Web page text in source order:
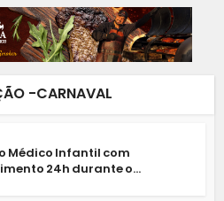
-CARNAVAL
Médico Infantil com
24h durante o...